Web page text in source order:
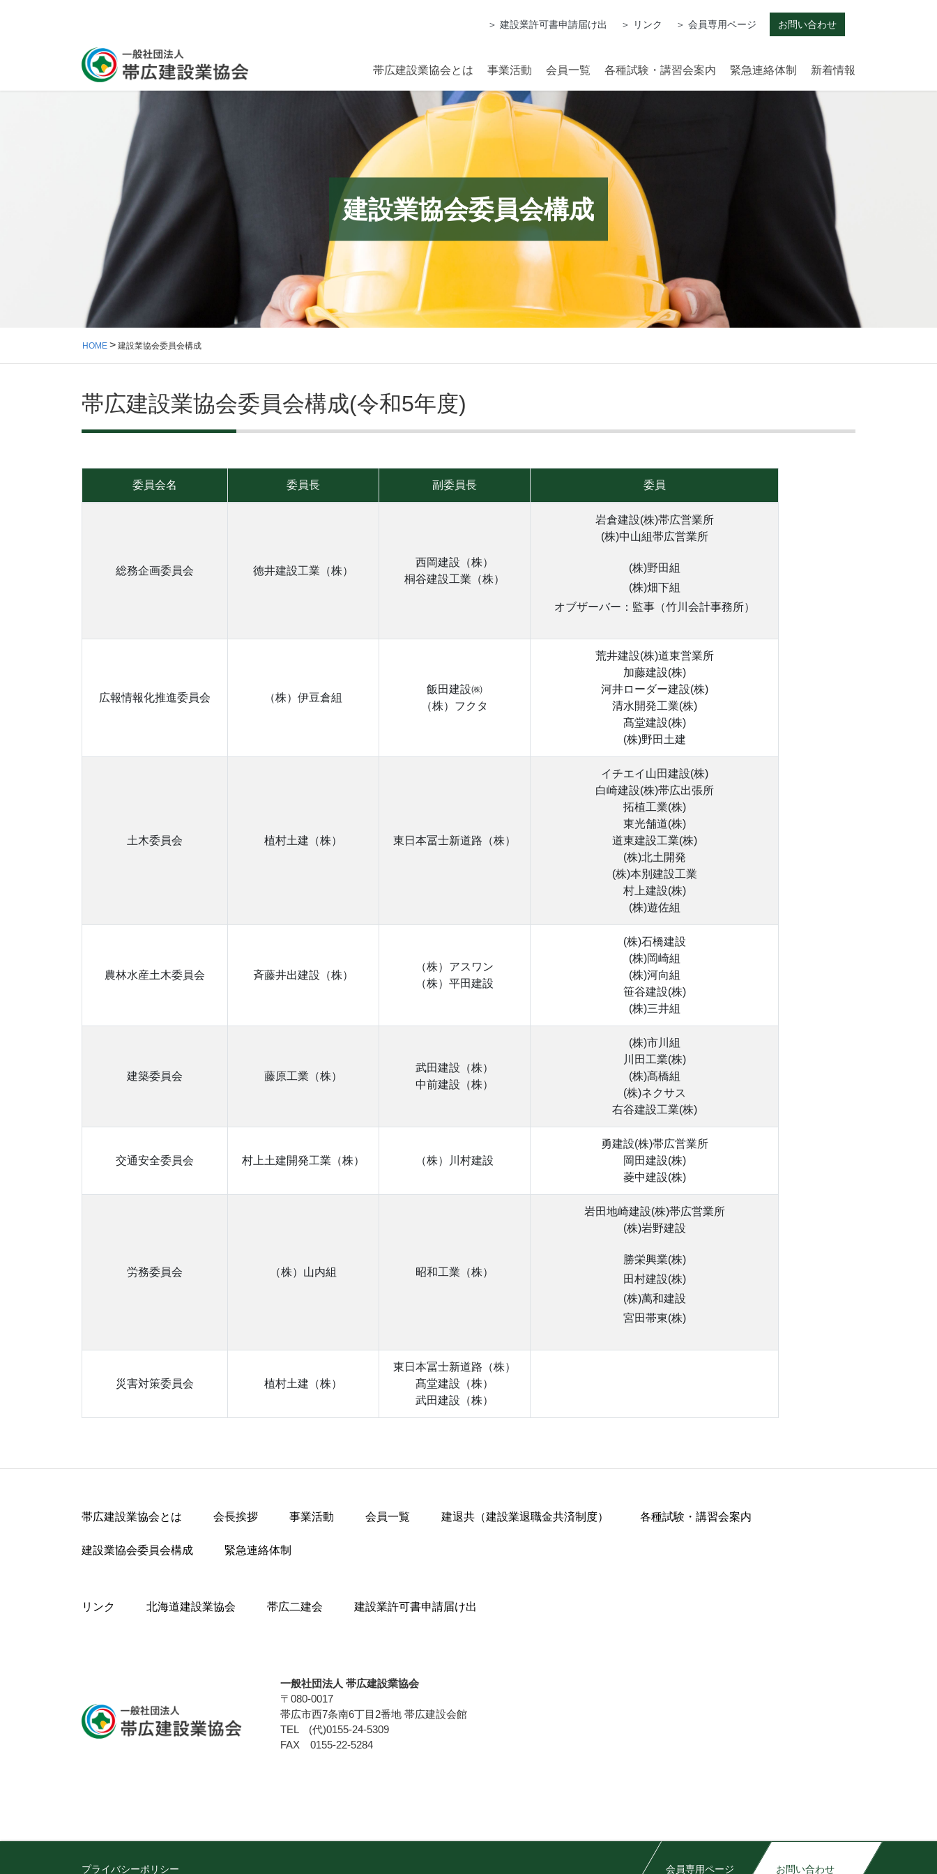
＞ 建設業許可書申請届け出 ＞ リンク ＞ 会員専用ページ お問い合わせ
帯広建設業協会とは 事業活動 会員一覧 各種試験・講習会案内 緊急連絡体制 新着情報
建設業協会委員会構成
HOME 建設業協会委員会構成
帯広建設業協会委員会構成(令和5年度)
委員会名 委員長 副委員長 委員
総務企画委員会 徳井建設工業（株）
西岡建設（株）
桐谷建設工業（株）
岩倉建設(株)帯広営業所
(株)中山組帯広営業所
(株)野田組
(株)畑下組
オブザーバー：監事（竹川会計事務所）
広報情報化推進委員会 （株）伊豆倉組
飯田建設㈱
（株）フクタ
荒井建設(株)道東営業所
加藤建設(株)
河井ローダー建設(株)
清水開発工業(株)
髙堂建設(株)
(株)野田土建
土木委員会 植村土建（株） 東日本冨士新道路（株）
イチエイ山田建設(株)
白崎建設(株)帯広出張所
拓植工業(株)
東光舗道(株)
道東建設工業(株)
(株)北土開発
(株)本別建設工業
村上建設(株)
(株)遊佐組
農林水産土木委員会 斉藤井出建設（株）
（株）アスワン
（株）平田建設
(株)石橋建設
(株)岡崎組
(株)河向組
笹谷建設(株)
(株)三井組
建築委員会 藤原工業（株）
武田建設（株）
中前建設（株）
(株)市川組
川田工業(株)
(株)髙橋組
(株)ネクサス
右谷建設工業(株)
交通安全委員会 村上土建開発工業（株） （株）川村建設
勇建設(株)帯広営業所
岡田建設(株)
菱中建設(株)
労務委員会 （株）山内組 昭和工業（株）
岩田地崎建設(株)帯広営業所
(株)岩野建設
勝栄興業(株)
田村建設(株)
(株)萬和建設
宮田帯東(株)
災害対策委員会 植村土建（株）
東日本冨士新道路（株）
髙堂建設（株）
武田建設（株）
帯広建設業協会とは 会長挨拶 事業活動 会員一覧 建退共（建設業退職金共済制度） 各種試験・講習会案内
建設業協会委員会構成 緊急連絡体制
リンク 北海道建設業協会 帯広二建会 建設業許可書申請届け出
一般社団法人 帯広建設業協会
〒080-0017
帯広市西7条南6丁目2番地 帯広建設会館
TEL (代)0155-24-5309
FAX 0155-22-5284
会員専用ページ お問い合わせ
プライバシーポリシー